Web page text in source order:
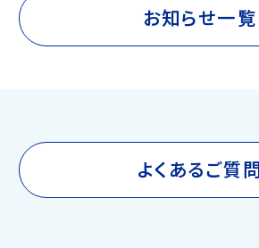
お知らせ一覧
よくあるご質問